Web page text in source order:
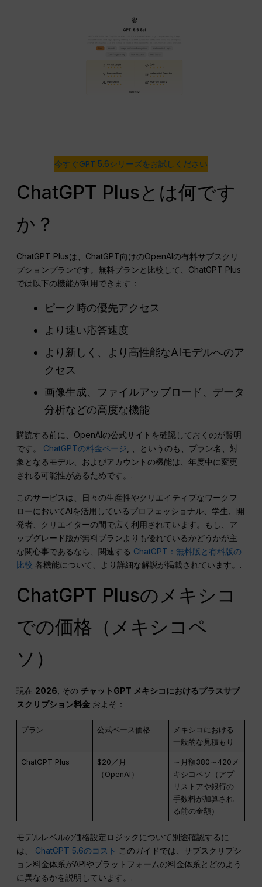
今すぐGPT 5.6シリーズをお試しください
ChatGPT Plusとは何です
か？
ChatGPT Plusは、ChatGPT向けのOpenAIの有料サブスクリ
プションプランです。無料プランと比較して、ChatGPT Plus
では以下の機能が利用できます：
ピーク時の優先アクセス
より速い応答速度
より新しく、より高性能なAIモデルへのア
クセス
画像生成、ファイルアップロード、データ
分析などの高度な機能
購読する前に、OpenAIの公式サイトを確認しておくのが賢明
です。 ChatGPTの料金ページ, 、というのも、プラン名、対
象となるモデル、およびアカウントの機能は、年度中に変更
される可能性があるためです。.
このサービスは、日々の生産性やクリエイティブなワークフ
ローにおいてAIを活用しているプロフェッショナル、学生、開
発者、クリエイターの間で広く利用されています。もし、ア
ップグレード版が無料プランよりも優れているかどうかが主
な関心事であるなら、関連する ChatGPT：無料版と有料版の
比較 各機能について、より詳細な解説が掲載されています。.
ChatGPT Plusのメキシコ
での価格（メキシコペ
ソ）
現在 2026 , その チャットGPT メキシコにおけるプラスサブ
スクリプション料金 およそ：
プラン 公式ベース価格
メキシコにおける
一般的な見積もり
ChatGPT Plus
$20／月
（OpenAI）
～月額380～420メ
キシコペソ（アプ
リストアや銀行の
手数料が加算され
る前の金額）
モデルレベルの価格設定ロジックについて別途確認するに
は、 ChatGPT 5.6のコスト このガイドでは、サブスクリプシ
ョン料金体系がAPIやプラットフォームの料金体系とどのよう
に異なるかを説明しています。.